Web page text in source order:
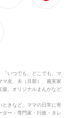
「いつでも、どこでも、マ
マ友、夫（旦那）、義実家
援、オリジナルまんがなど
ときなど、ママの日常に寄
ター・専門家・行政・タレ